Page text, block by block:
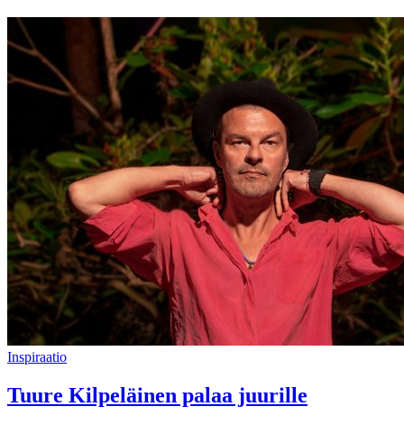
Inspiraatio
Tuure Kilpeläinen palaa juurille